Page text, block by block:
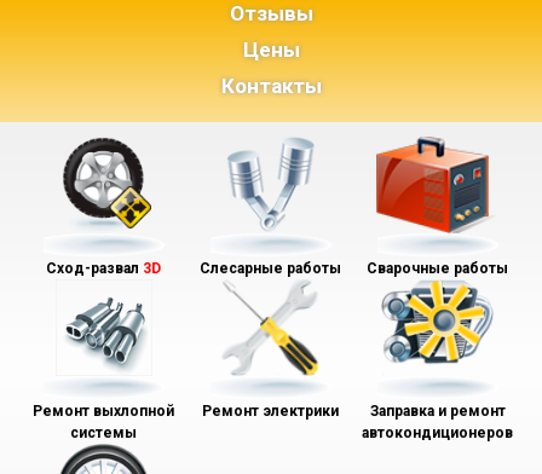
Отзывы
Цены
Контакты
Сход-развал 3D Слесарные работы Сварочные работы
Ремонт выхлопной
системы
Ремонт электрики
Заправка и ремонт
автокондиционеров